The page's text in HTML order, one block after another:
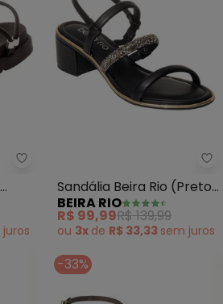
Perfecta - Sandália (Preta) em
juros
Sandália Beira Rio (Preto)
em Sintético
BEIRA RIO
R$ 99,99R$ 139,99
ou 3x de R$ 33,33 sem juros
-33%